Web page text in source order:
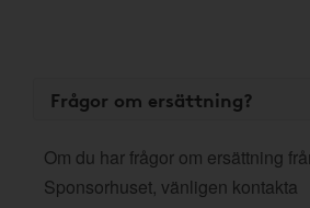
Frågor om ersättning?
Om du har frågor om ersättning
Sponsorhuset, vänligen kontakta